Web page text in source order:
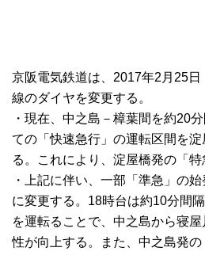
京阪電気鉄道は、2017年2月25
線のダイヤを変更する。
・現在、中之島－樟葉間を約20
ての「快速急行」の運転区間を
る。これにより、淀屋橋発の「特
・上記に伴い、一部「準急」の
に変更する。18時台は約10分間
を運転ることで、中之島から寝
性が向上する。また、中之島発